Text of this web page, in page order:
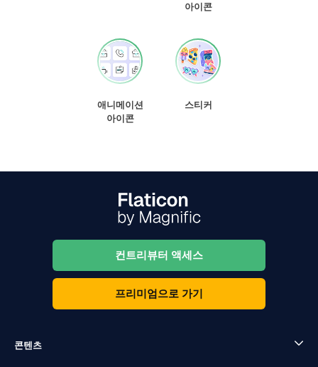
아이콘
애니메이션
아이콘
스티커
컨트리뷰터 액세스
프리미엄으로 가기
콘텐츠